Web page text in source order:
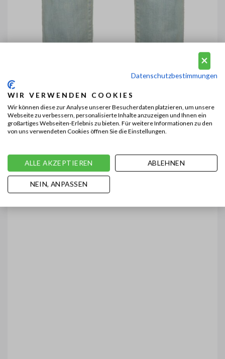
Datenschutzbestimmungen
WIR VERWENDEN COOKIES
Wir können diese zur Analyse unserer Besucherdaten platzieren, um unsere
Webseite zu verbessern, personalisierte Inhalte anzuzeigen und Ihnen ein
großartiges Webseiten-Erlebnis zu bieten. Für weitere Informationen zu den
von uns verwendeten Cookies öffnen Sie die Einstellungen.
ALLE AKZEPTIEREN ABLEHNEN
NEIN, ANPASSEN